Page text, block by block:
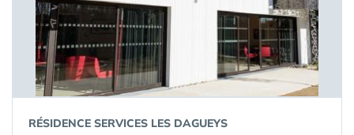
RÉSIDENCE SERVICES LES DAGUEYS